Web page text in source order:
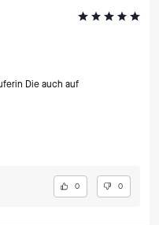
Die auch auf
0 0